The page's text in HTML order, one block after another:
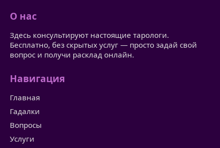
О нас
Здесь консультируют настоящие тарологи.
Бесплатно, без скрытых услуг — просто задай свой
вопрос и получи расклад онлайн.
Навигация
Главная
Гадалки
Вопросы
Услуги